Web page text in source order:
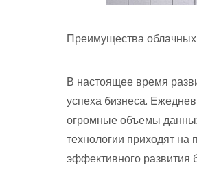
Преимущества облачных
В настоящее время
успеха бизнеса.
огромные объемы
технологии приходят
эффективного развития